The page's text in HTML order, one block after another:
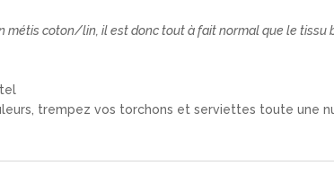
métis coton/lin, il est donc tout à fait normal que le tissu
trempez vos torchons et serviettes toute une